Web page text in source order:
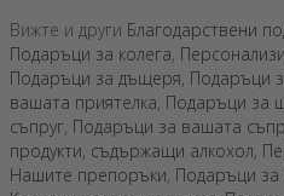
Вижте и други Благодарствени
Подаръци за колега,
Подаръци за дъщеря, Подаръци
вашата приятелка, Подаръци за
съпруг, Подаръци за вашата
продукти, съдържащи алкохол,
Нашите препоръки, Подаръци